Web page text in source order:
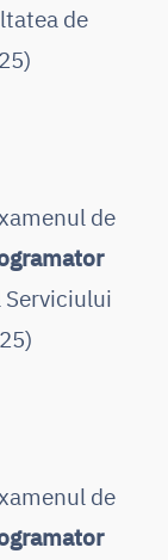
de
de
Serviciului
de